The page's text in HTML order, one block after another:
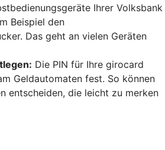
Ihrer Volksbank
Beispiel den
Das geht an vielen Geräten
Die PIN für Ihre girocard
Geldautomaten fest. So können
entscheiden, die leicht zu merken